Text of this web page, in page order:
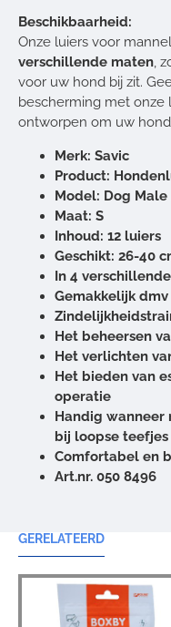
Beschikbaarheid:
Onze luiers voor
verschillende maten,
voor uw hond bij zit.
bescherming met onze
ontworpen om uw
Merk: Savic
Product:
Model: Dog
Maat: S
Inhoud: 12 luiers
Geschikt: 26-40
In 4
Gemakkelijk
Het beheersen
Het verlichten
Het bieden van
operatie
Handig wanneer
bij loopse
Comfortabel en
Art.nr. 050 8496
GERELATEERD